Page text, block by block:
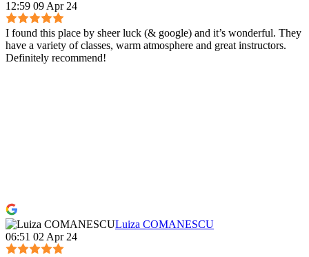
12:59 09 Apr 24
I found this place by sheer luck (& google) and it’s wonderful. They
have a variety of classes, warm atmosphere and great instructors.
Definitely recommend!
Luiza COMANESCU
06:51 02 Apr 24